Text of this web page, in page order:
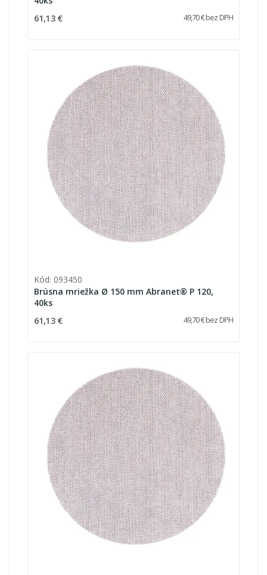
61,13 € 49,70 € bez DPH
Kód: 093450
Brúsna mriežka Ø 150 mm Abranet® P 120,
40ks
61,13 € 49,70 € bez DPH